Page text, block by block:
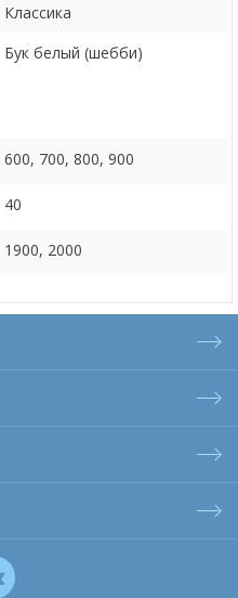
Классика
Бук белый (шебби)
600, 700, 800, 900
40
1900, 2000